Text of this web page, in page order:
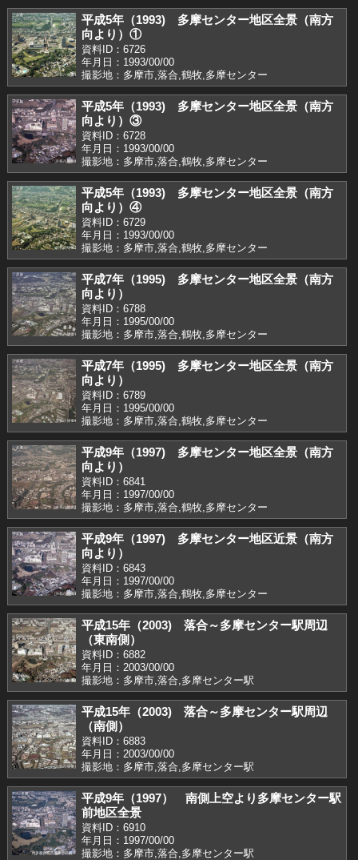
平成5年（1993) 多摩センター地区全景（南方
向より）①
資料ID：6726
年月日：1993/00/00
撮影地：多摩市,落合,鶴牧,多摩センター
平成5年（1993) 多摩センター地区全景（南方
向より）③
資料ID：6728
年月日：1993/00/00
撮影地：多摩市,落合,鶴牧,多摩センター
平成5年（1993) 多摩センター地区全景（南方
向より）④
資料ID：6729
年月日：1993/00/00
撮影地：多摩市,落合,鶴牧,多摩センター
平成7年（1995) 多摩センター地区全景（南方
向より）
資料ID：6788
年月日：1995/00/00
撮影地：多摩市,落合,鶴牧,多摩センター
平成7年（1995) 多摩センター地区全景（南方
向より）
資料ID：6789
年月日：1995/00/00
撮影地：多摩市,落合,鶴牧,多摩センター
平成9年（1997) 多摩センター地区全景（南方
向より）
資料ID：6841
年月日：1997/00/00
撮影地：多摩市,落合,鶴牧,多摩センター
平成9年（1997) 多摩センター地区近景（南方
向より）
資料ID：6843
年月日：1997/00/00
撮影地：多摩市,落合,鶴牧,多摩センター
平成15年（2003) 落合～多摩センター駅周辺
（東南側）
資料ID：6882
年月日：2003/00/00
撮影地：多摩市,落合,多摩センター駅
平成15年（2003) 落合～多摩センター駅周辺
（南側）
資料ID：6883
年月日：2003/00/00
撮影地：多摩市,落合,多摩センター駅
平成9年（1997） 南側上空より多摩センター駅
前地区全景
資料ID：6910
年月日：1997/00/00
撮影地：多摩市,落合,多摩センター駅